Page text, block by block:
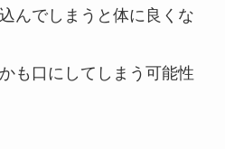
んでしまうと体に良くな
も口にしてしまう可能性